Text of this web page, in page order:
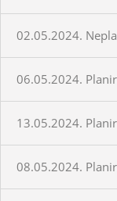
02.05.2024.
06.05.2024.
13.05.2024.
08.05.2024.